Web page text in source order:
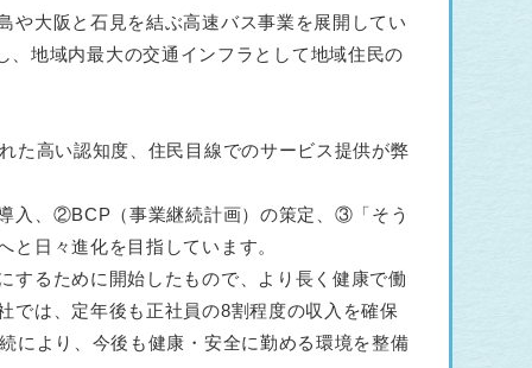
や大阪と石見を結ぶ高速バス事業を展開してい
地域内最大の交通インフラとして地域住民の
た高い認知度、住民目線でのサービス提供が弊
入、②BCP（事業継続計画）の策定、③「そう
日々進化を目指しています。
するために開始したもので、より長く健康で働
では、定年後も正社員の8割程度の収入を確保
により、今後も健康・安全に勤める環境を整備